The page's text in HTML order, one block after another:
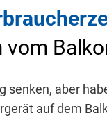
senken, aber
auf dem